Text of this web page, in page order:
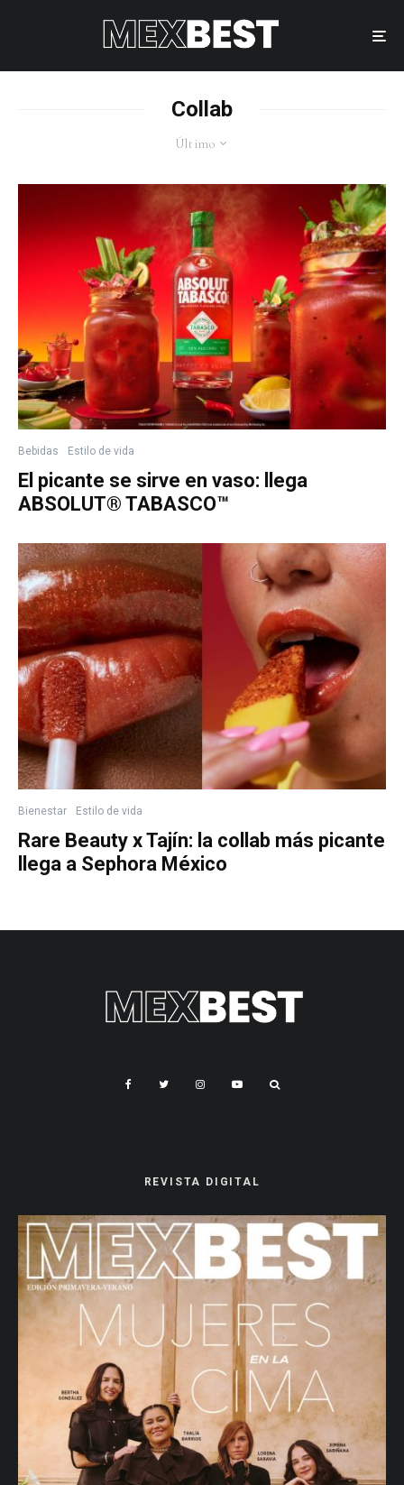
Collab
Último
Bebidas Estilo de vida
El picante se sirve en vaso: llega
ABSOLUT® TABASCO™
Bienestar Estilo de vida
Rare Beauty x Tajín: la collab más picante
llega a Sephora México
REVISTA DIGITAL